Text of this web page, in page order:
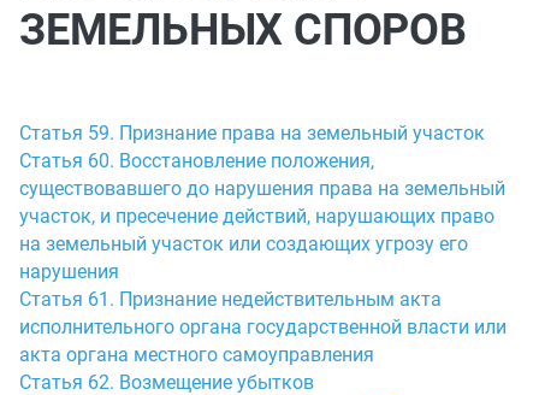
ЗЕМЕЛЬНЫХ СПОРОВ
Статья 59. Признание права на земельный участок
Статья 60. Восстановление положения,
существовавшего до нарушения права на земельный
участок, и пресечение действий, нарушающих право
на земельный участок или создающих угрозу его
нарушения
Статья 61. Признание недействительным акта
исполнительного органа государственной власти или
акта органа местного самоуправления
Статья 62. Возмещение убытков